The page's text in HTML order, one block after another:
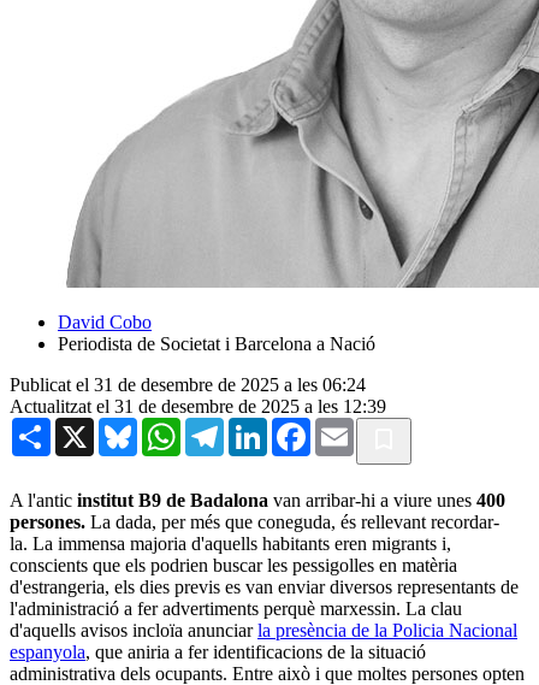
David Cobo
Periodista de Societat i Barcelona a Nació
Publicat el 31 de desembre de 2025 a les 06:24
Actualitzat el 31 de desembre de 2025 a les 12:39
Share X BlueskyWhatsAppTelegramLinkedInFacebook
Email
A l'antic institut B9 de Badalona van arribar-hi a viure unes 400
persones. La dada, per més que coneguda, és rellevant recordar-
la. La immensa majoria d'aquells habitants eren migrants i,
conscients que els podrien buscar les pessigolles en matèria
d'estrangeria, els dies previs es van enviar diversos representants de
l'administració a fer advertiments perquè marxessin. La clau
d'aquells avisos incloïa anunciarla presència de la Policia Nacional
espanyola, que aniria a fer identificacions de la situació
administrativa dels ocupants. Entre això i que moltes persones opten